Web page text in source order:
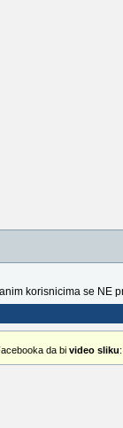
korisnicima se NE
da bi video sliku: